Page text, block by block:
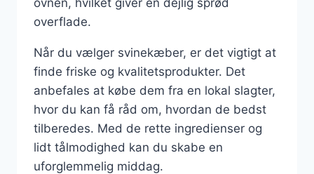
ovnen, hvilket giver en dejlig sprød
overflade.
Når du vælger svinekæber, er det vigtigt at
finde friske og kvalitetsprodukter. Det
anbefales at købe dem fra en lokal slagter,
hvor du kan få råd om, hvordan de bedst
tilberedes. Med de rette ingredienser og
lidt tålmodighed kan du skabe en
uforglemmelig middag.